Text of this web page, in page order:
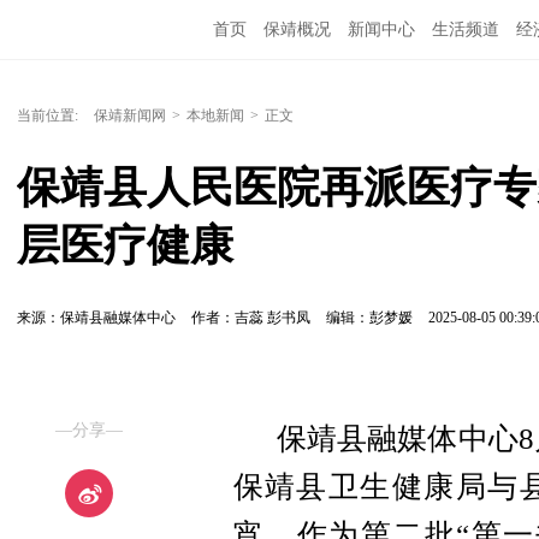
首页 保靖概况 新闻中心 生活频道 经
当前位置: 保靖新闻网 > 本地新闻 > 正文
保靖县人民医院再派医疗
层医疗健康
来源：保靖县融媒体中心 作者：吉蕊 彭书凤 编辑：彭梦媛 2025-08-05
—分享—
保靖县融媒体中心
保靖县卫生健康局与